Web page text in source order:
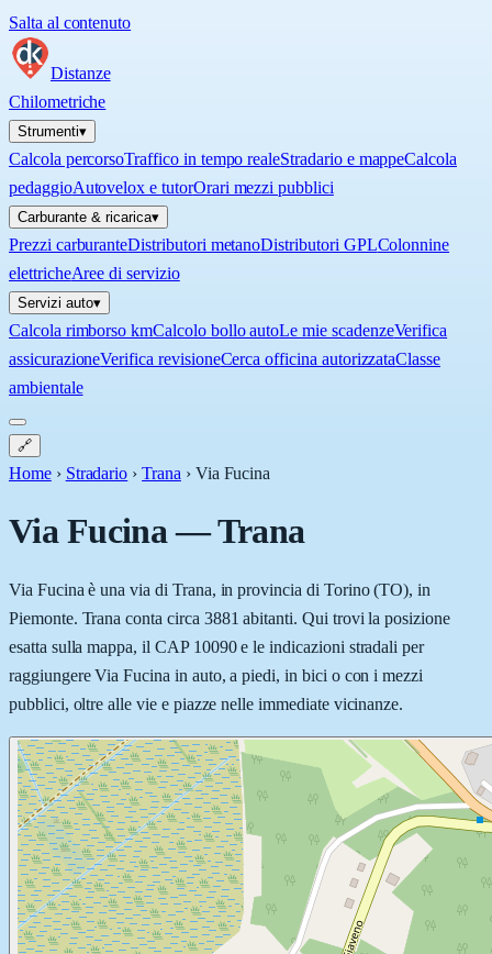
Salta al contenuto
Distanze
Chilometriche
Strumenti▾
Calcola percorsoTraffico in tempo realeStradario e mappeCalcola
pedaggioAutovelox e tutorOrari mezzi pubblici
Carburante & ricarica▾
Prezzi carburanteDistributori metanoDistributori GPLColonnine
elettricheAree di servizio
Servizi auto▾
Calcola rimborso kmCalcolo bollo autoLe mie scadenzeVerifica
assicurazioneVerifica revisioneCerca officina autorizzataClasse
ambientale
🔗
Home › Stradario › Trana › Via Fucina
Via Fucina—Trana
Via Fucina è una via di Trana, in provincia di Torino (TO), in
Piemonte. Trana conta circa 3881 abitanti. Qui trovi la posizione
esatta sulla mappa, il CAP 10090 e le indicazioni stradali per
raggiungere Via Fucina in auto, a piedi, in bici o con i mezzi
pubblici, oltre alle vie e piazze nelle immediate vicinanze.